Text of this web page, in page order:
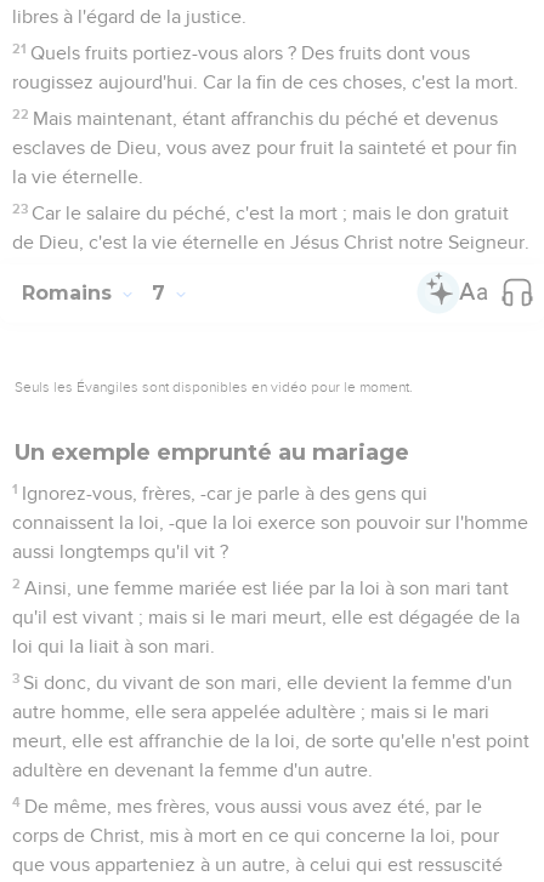
libres à l'égard de la justice.
21 Quels fruits portiez-vous alors ? Des fruits dont vous
rougissez aujourd'hui. Car la fin de ces choses, c'est la mort.
22 Mais maintenant, étant affranchis du péché et devenus
esclaves de Dieu, vous avez pour fruit la sainteté et pour fin
la vie éternelle.
23 Car le salaire du péché, c'est la mort ; mais le don gratuit
de Dieu, c'est la vie éternelle en Jésus Christ notre Seigneur.
Romains 7
Seuls les Évangiles sont disponibles en vidéo pour le moment.
Un exemple emprunté au mariage
1 Ignorez-vous, frères, -car je parle à des gens qui
connaissent la loi, -que la loi exerce son pouvoir sur l'homme
aussi longtemps qu'il vit ?
2 Ainsi, une femme mariée est liée par la loi à son mari tant
qu'il est vivant ; mais si le mari meurt, elle est dégagée de la
loi qui la liait à son mari.
3 Si donc, du vivant de son mari, elle devient la femme d'un
autre homme, elle sera appelée adultère ; mais si le mari
meurt, elle est affranchie de la loi, de sorte qu'elle n'est point
adultère en devenant la femme d'un autre.
4 De même, mes frères, vous aussi vous avez été, par le
corps de Christ, mis à mort en ce qui concerne la loi, pour
que vous apparteniez à un autre, à celui qui est ressuscité